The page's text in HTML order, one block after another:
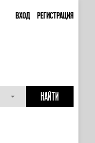
ВХОД РЕГИСТРАЦИЯ